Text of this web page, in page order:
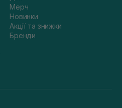
Мерч
Новинки
Акції та знижки
Бренди